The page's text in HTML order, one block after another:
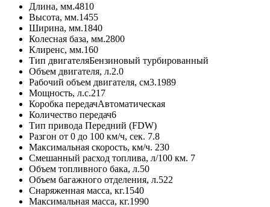
Длина, мм.4810
Высота, мм.1455
Ширина, мм.1840
Колесная база, мм.2800
Клиренс, мм.160
Тип двигателяБензиновый турбированный
Объем двигателя, л.2.0
Рабочий объем двигателя, см3.1989
Мощность, л.с.217
Коробка передачАвтоматическая
Количество передач6
Тип привода Передний (FDW)
Разгон от 0 до 100 км/ч, сек. 7.8
Максимальная скорость, км/ч. 230
Смешанный расход топлива, л/100 км. 7
Объем топливного бака, л.50
Объем багажного отделения, л.522
Снаряженная масса, кг.1540
Максимальная масса, кг.1990